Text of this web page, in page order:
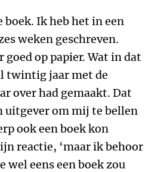
boek. Ik heb het in een
weken geschreven.
op papier. Wat in dat
twintig jaar met de
over had gemaakt. Dat
uitgever om mij te bellen
ook een boek kon
reactie, ‘maar ik behoor
eens een boek zou